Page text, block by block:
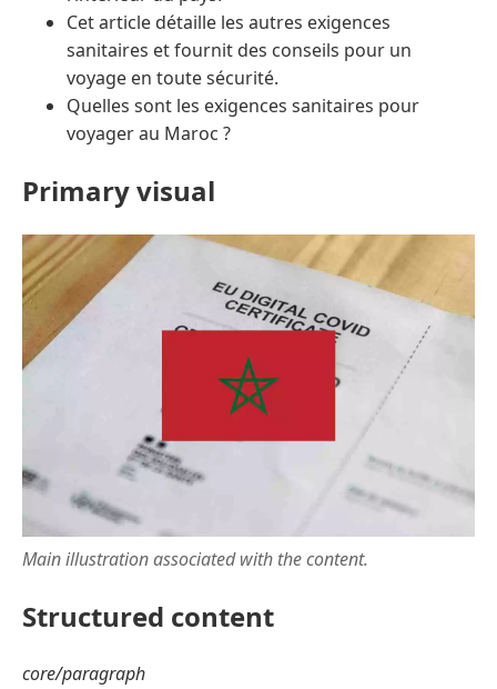
Cet article détaille les autres exigences
sanitaires et fournit des conseils pour un
voyage en toute sécurité.
Quelles sont les exigences sanitaires pour
voyager au Maroc ?
Primary visual
Main illustration associated with the content.
Structured content
core/paragraph